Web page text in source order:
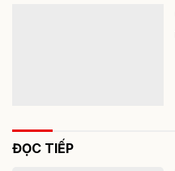
ĐỌC TIẾP